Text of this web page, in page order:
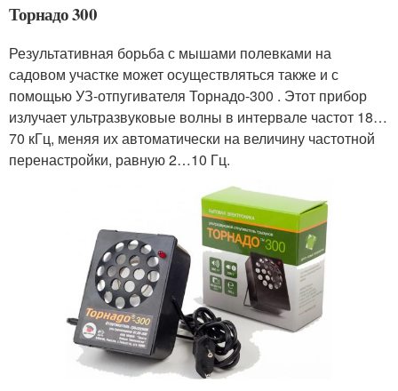
Торнадо 300
Результативная борьба с мышами полевками на
садовом участке может осуществляться также и с
помощью УЗ-отпугивателя Торнадо-300 . Этот прибор
излучает ультразвуковые волны в интервале частот 18…
70 кГц, меняя их автоматически на величину частотной
перенастройки, равную 2…10 Гц.